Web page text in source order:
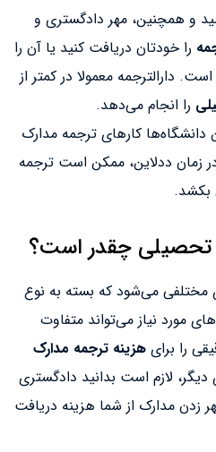
و همچنین، مهر دادگستری و
را خودتان دریافت کنید یا آن را
دارالترجمه معمولا در کمتر از
را انجام می‌دهد.
دانشگاه‌ها کارهای ترجمه مدارک
در زمان ددلاین، ممکن است ترجمه
بکشد.
تحصیلی چقدر است؟
مختلفی می‌شود که بسته به نوع
مورد نیاز می‌تواند متفاوت
را برای هزینه ترجمه مدارک
لازم است بدانید دادگستری
زدن مدارک از شما هزینه دریافت